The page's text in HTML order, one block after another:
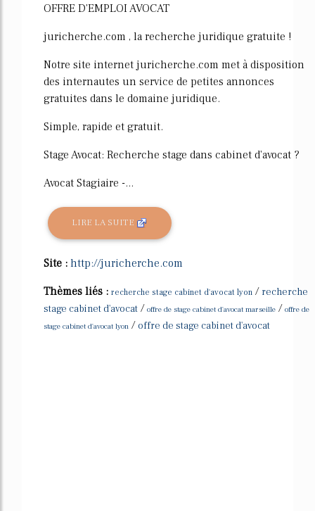
OFFRE D'EMPLOI AVOCAT
juricherche.com , la recherche juridique gratuite !
Notre site internet juricherche.com met à disposition
des internautes un service de petites annonces
gratuites dans le domaine juridique.
Simple, rapide et gratuit.
Stage Avocat: Recherche stage dans cabinet d'avocat ?
Avocat Stagiaire -...
LIRE LA SUITE
Site : http://juricherche.com
Thèmes liés : recherche stage cabinet d'avocat lyon / recherche
stage cabinet d'avocat / offre de stage cabinet d'avocat marseille / offre de
stage cabinet d'avocat lyon / offre de stage cabinet d'avocat